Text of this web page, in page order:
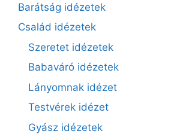
Barátság idézetek
Család idézetek
Szeretet idézetek
Babaváró idézetek
Lányomnak idézet
Testvérek idézet
Gyász idézetek